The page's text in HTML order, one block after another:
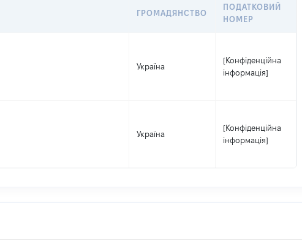
ГРОМАДЯНСТВО
ПОДАТКОВИЙ
НОМЕР
Україна
[Конфіденційна
інформація]
Україна
[Конфіденційна
інформація]